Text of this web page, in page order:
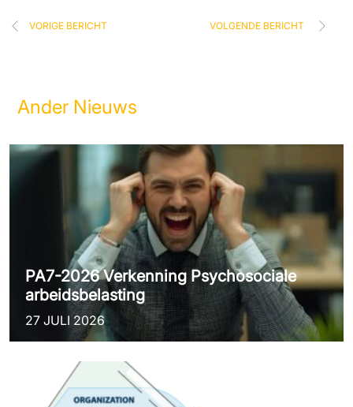
VORIGE BERICHT VOLGENDE BERICHT
Ander Nieuws
PA7-2026 Verkenning Psychosociale
arbeidsbelasting
27 JULI 2026